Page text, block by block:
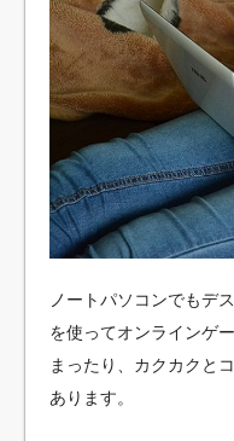
ノートパソコンでもデ
を使ってオンラインゲ
まったり、カクカクと
あります。